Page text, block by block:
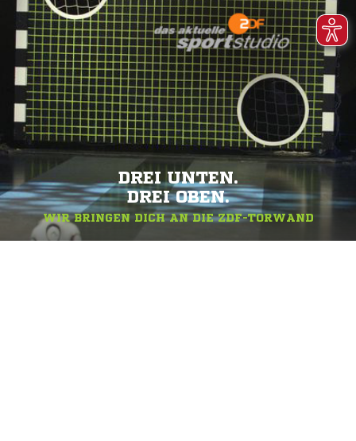
DREI UNTEN.
DREI OBEN.
WIR BRINGEN DICH AN DIE ZDF-TORWAND